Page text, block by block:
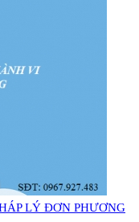
LÝ ĐƠN PHƯƠNG